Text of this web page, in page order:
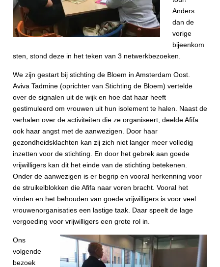
Anders
dan de
vorige
bijeenkom
sten, stond deze in het teken van 3 netwerkbezoeken.
We zijn gestart bij stichting de Bloem in Amsterdam Oost.
Aviva Tadmine (oprichter van Stichting de Bloem) vertelde
over de signalen uit de wijk en hoe dat haar heeft
gestimuleerd om vrouwen uit hun isolement te halen. Naast de
verhalen over de activiteiten die ze organiseert, deelde Afifa
ook haar angst met de aanwezigen. Door haar
gezondheidsklachten kan zij zich niet langer meer volledig
inzetten voor de stichting. En door het gebrek aan goede
vrijwilligers kan dit het einde van de stichting betekenen.
Onder de aanwezigen is er begrip en vooral herkenning voor
de struikelblokken die Afifa naar voren bracht. Vooral het
vinden en het behouden van goede vrijwilligers is voor veel
vrouwenorganisaties een lastige taak. Daar speelt de lage
vergoeding voor vrijwilligers een grote rol in.
Ons
volgende
bezoek